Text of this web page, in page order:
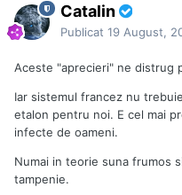
Catalin
Publicat 19 August,
Aceste "aprecieri" ne distrug
Iar sistemul francez nu
etalon pentru noi. E cel mai
infecte de oameni.
Numai in teorie suna frumos
tampenie.